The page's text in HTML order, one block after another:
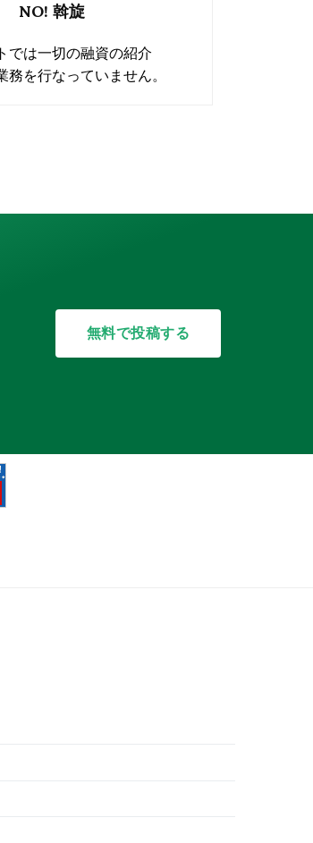
NO! 斡旋
では一切の融資の紹介
務を行なっていません。
無料で投稿する